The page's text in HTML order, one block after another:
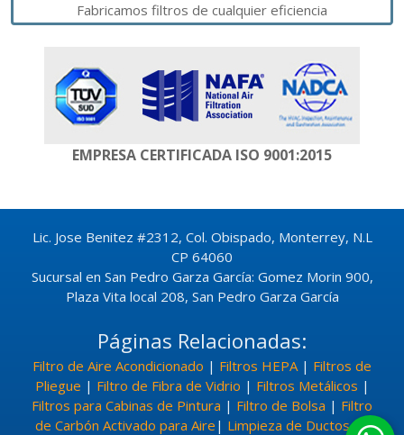
Fabricamos filtros de cualquier eficiencia
EMPRESA CERTIFICADA ISO 9001:2015
Lic. Jose Benitez #2312, Col. Obispado, Monterrey, N.L
CP 64060
Sucursal en San Pedro Garza García: Gomez Morin 900,
Plaza Vita local 208, San Pedro Garza García
Páginas Relacionadas:
Filtro de Aire Acondicionado | Filtros HEPA| Filtros de
Pliegue | Filtro de Fibra de Vidrio | Filtros Metálicos |
Filtros para Cabinas de Pintura | Filtro de Bolsa | Filtro
de Carbón Activado para Aire | Limpieza de Ductos de